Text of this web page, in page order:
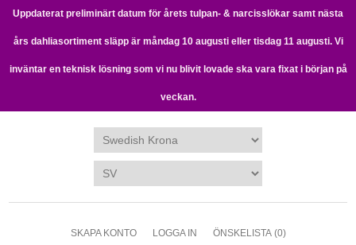
Uppdaterat preliminärt datum för årets tulpan- & narcisslökar samt nästa
års dahliasortiment släpp är måndag 10 augusti eller tisdag 11 augusti. Vi
inväntar en teknisk lösning som vi nu blivit lovade ska vara fixat i början på
veckan.
SKAPA KONTO LOGGA IN ÖNSKELISTA (0)